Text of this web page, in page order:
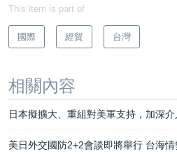
This item is part of
國際 經貿 台灣
相關內容
日本擬擴大、重組對美軍支持，加深
美日外交國防2+2會談即將舉行 台海